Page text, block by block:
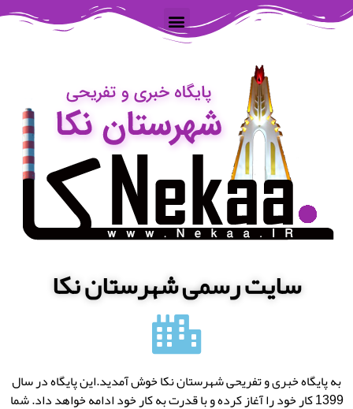
سایت رسمی شهرستان نکا
به پایگاه خبری و تفریحی شهرستان نکا خوش آمدید.این پایگاه در سال
1399 کار خود را آغاز کرده و با قدرت به کار خود ادامه خواهد داد. شما